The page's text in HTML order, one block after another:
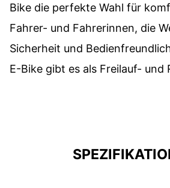
Bike die perfekte Wahl für
Fahrer- und Fahrerinnen, die
Sicherheit und
E-Bike gibt es als Freilauf-